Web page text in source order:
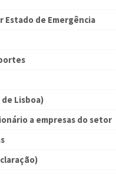
de Emergência
Lisboa)
a empresas do setor